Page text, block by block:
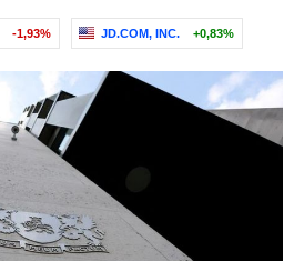
-1,93% JD.COM, INC. +0,83%